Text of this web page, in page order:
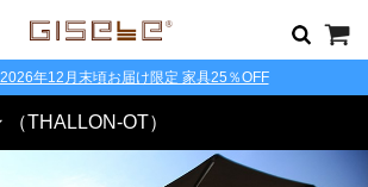
2026年12月末頃お届け限定 家具25％OFF
THALLON-OT）